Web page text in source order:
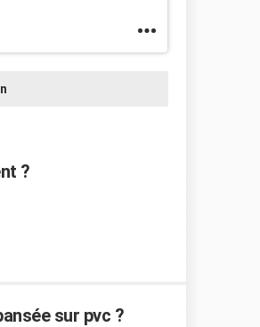
?
sur pvc ?